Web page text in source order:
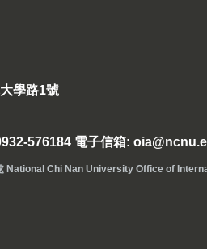
學路1號
576184 電子信箱:
National Chi Nan University Office of